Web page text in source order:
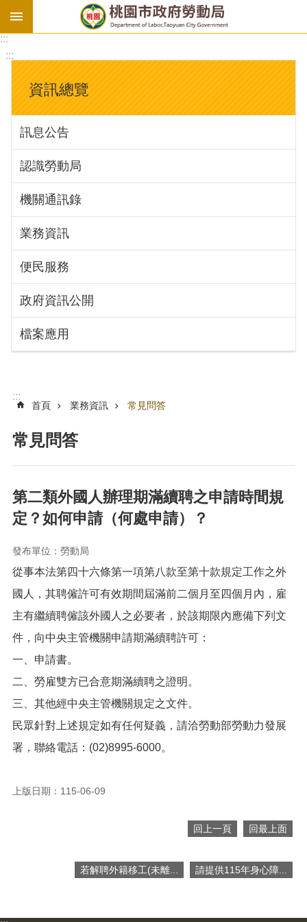
基
法
勞
資
會
庇
護
工
場
進
訊
息
公
識
動
局
關
通
訊
業
務
資
訊
民
府
資
公
檔
:::
:::
資訊總覽
訊息公告
認識勞動局
機關通訊錄
業務資訊
便民服務
政府資訊公開
檔案應用
:::
首頁 業務資訊 常見問答
常見問答
第二類外國人辦理期滿續聘之申請時間規
定？如何申請（何處申請）？
發布單位：勞動局
從事本法第四十六條第一項第八款至第十款規定工作之外
國人，其聘僱許可有效期間屆滿前二個月至四個月內，雇
主有繼續聘僱該外國人之必要者，於該期限內應備下列文
件，向中央主管機關申請期滿續聘許可：
一、申請書。
二、勞雇雙方已合意期滿續聘之證明。
三、其他經中央主管機關規定之文件。
民眾針對上述規定如有任何疑義，請洽勞動部勞動力發展
署，聯絡電話：(02)8995-6000。
上版日期：115-06-09
回上一頁 回最上面
若解聘外籍移工(未離... 請提供115年身心障...